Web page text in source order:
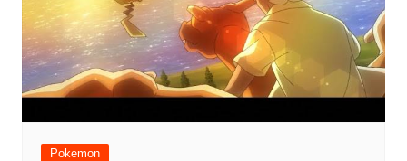
Pokemon